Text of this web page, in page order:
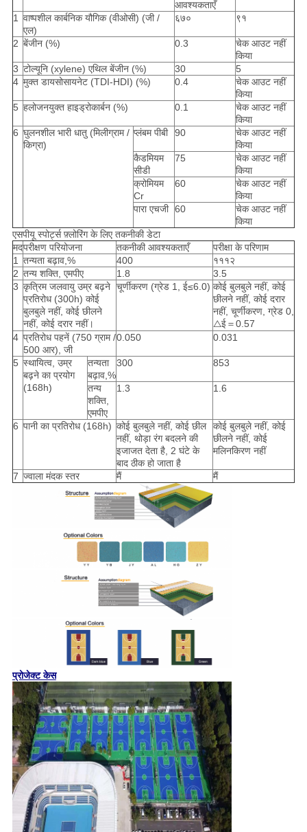
आवश्यकताएँ
1 वाष्पशील कार्बनिक यौगिक (वीओसी) (जी /
एल)
६७० ९१
2 बेंजीन (%) 0.3
चेक आउट नहीं
किया
3 टोल्यूनि (xylene) एथिल बेंजीन (%) 30
5
4 मुक्त डायसोसायनेट (TDI-HDI) (%) 0.4
चेक आउट नहीं
किया
5 हलोजनयुक्त हाइड्रोकार्बन (%) 0.1
चेक आउट नहीं
किया
6 घुलनशील भारी धातु (मिलीग्राम /
किग्रा)
प्लंबम पीबी 90
चेक आउट नहीं
किया
कैडमियम
सीडी
75
चेक आउट नहीं
किया
क्रोमियम
Cr
60
चेक आउट नहीं
किया
पारा एचजी 60
चेक आउट नहीं
किया
एसपीयू स्पोर्ट्स फ़्लोरिंग के लिए तकनीकी डेटा
मदपरीक्षण परियोजना तकनीकी आवश्यकताएँ
परीक्षा के परिणाम
1 तन्यता बढ़ाव,% 400
१११२
2 तन्य शक्ति, एमपीए 1.8
3.5
3 कृत्रिम जलवायु उम्र बढ़ने
प्रतिरोध (300h) कोई
बुलबुले नहीं, कोई छीलने
नहीं, कोई दरार नहीं।
चूर्णीकरण (ग्रेड 1, ई≤6.0) कोई बुलबुले नहीं, कोई
छीलने नहीं, कोई दरार
नहीं, चूर्णीकरण, ग्रेड 0,
△ई＝0.57
4 प्रतिरोध पहनें (750 ग्राम /
500 आर), जी
0.050 0.031
5 स्थायित्व, उम्र
बढ़ने का प्रयोग
(168h)
तन्यता
बढ़ाव,%
300 853
तन्य
शक्ति,
एमपीए
1.3 1.6
6 पानी का प्रतिरोध (168h) कोई बुलबुले नहीं, कोई छील
नहीं, थोड़ा रंग बदलने की
इजाजत देता है, 2 घंटे के
बाद ठीक हो जाता है
कोई बुलबुले नहीं, कोई
छीलने नहीं, कोई
मलिनकिरण नहीं
7 ज्वाला मंदक स्तर मैं मैं
प्रोजेक्ट केस